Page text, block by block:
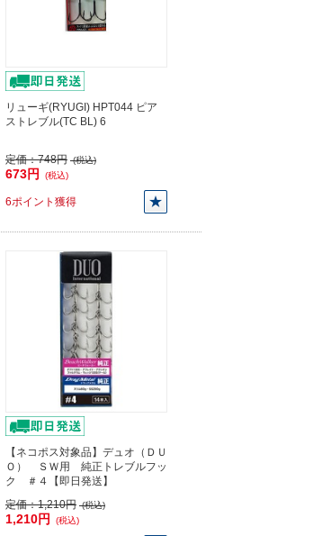
リューギ(RYUGI) HPT044 ピア
ストレブル(TC BL) 6
定価：748円 (税込)
673円 (税込)
6ポイント獲得
【ネコポス対象品】デュオ（ＤＵ
Ｏ） ＳＷ用 純正トレブルフッ
ク ＃４【即日発送】
定価：1,210円 (税込)
1,210円 (税込)